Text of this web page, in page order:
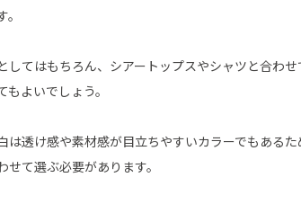
してはもちろん、シアートップスやシャツと合わ
もよいでしょう。
は透け感や素材感が目立ちやすいカラーでもある
せて選ぶ必要があります。